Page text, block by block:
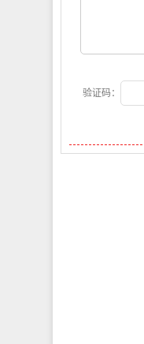
验证码：